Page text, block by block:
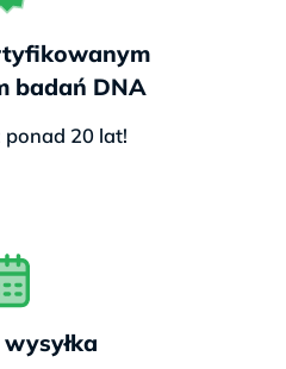
więcej za
badań DNA
ponad 20 lat!